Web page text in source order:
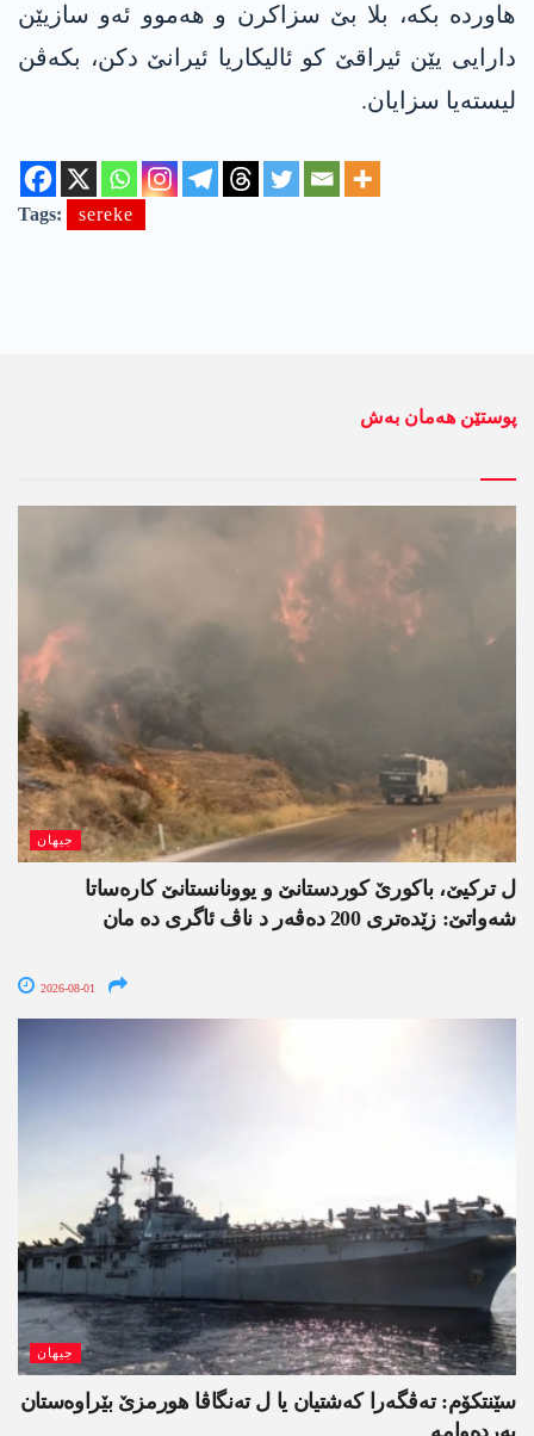
هاوردە بکە، بلا بێ سزاکرن و هەموو ئەو سازیێن
دارایی یێن ئیراقێ کو ئالیکاریا ئیرانێ دکن، بکەڤن
لیستەیا سزایان.
Tags: sereke
پوستێن ھەمان بەش
جیھان
ل ترکیێ، باکورێ کوردستانێ و یوونانستانێ کارەساتا
شەواتێ: زێدەتری 200 دەڤەر د ناڤ ئاگری دە مان
2026-08-01
جیھان
سێنتکۆم: تەڤگەرا کەشتیان یا ل تەنگاڤا ھورمزێ بێراوەستان
بەردەوامە